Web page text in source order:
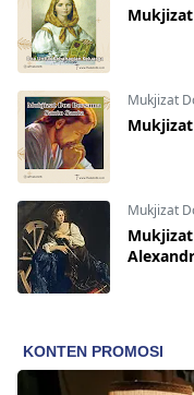
Mukjizat
Mukjizat
Mukjizat